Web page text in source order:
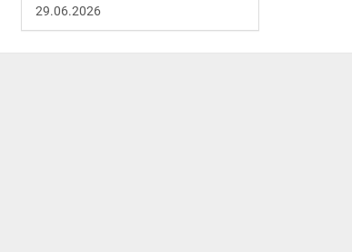
29.06.2026